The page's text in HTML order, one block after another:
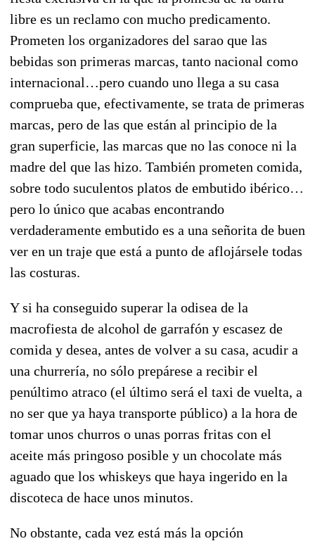
libre es un reclamo con mucho predicamento.
Prometen los organizadores del sarao que las
bebidas son primeras marcas, tanto nacional como
internacional…pero cuando uno llega a su casa
comprueba que, efectivamente, se trata de primeras
marcas, pero de las que están al principio de la
gran superficie, las marcas que no las conoce ni la
madre del que las hizo. También prometen comida,
sobre todo suculentos platos de embutido ibérico…
pero lo único que acabas encontrando
verdaderamente embutido es a una señorita de buen
ver en un traje que está a punto de aflojársele todas
las costuras.
Y si ha conseguido superar la odisea de la
macrofiesta de alcohol de garrafón y escasez de
comida y desea, antes de volver a su casa, acudir a
una churrería, no sólo prepárese a recibir el
penúltimo atraco (el último será el taxi de vuelta, a
no ser que ya haya transporte público) a la hora de
tomar unos churros o unas porras fritas con el
aceite más pringoso posible y un chocolate más
aguado que los whiskeys que haya ingerido en la
discoteca de hace unos minutos.
No obstante, cada vez está más la opción